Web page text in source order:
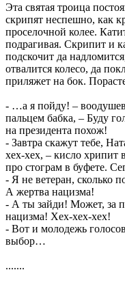
Эта святая троица
скрипят неспешно, как
проселочной колее.
подрагивая. Скрипит и
подскочит да
отвалится колесо, да
приляжет на бок.
- …а я пойду! –
пальцем бабка, – Буду
на президента похож!
- Завтра скажут тебе,
хех-хех, – кисло хрипит
про стограм в буфете.
- Я не ветеран, сколько
А жертва нацизма!
- А ты зайди! Может, за
нацизма! Хех-хех-хех!
- Вот и молодежь
выбор…
.......